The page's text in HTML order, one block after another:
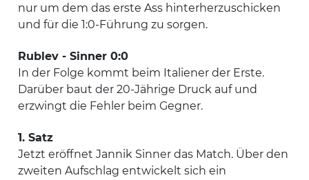
nur um dem das erste Ass hinterherzuschicken
und für die 1:0-Führung zu sorgen.
Rublev - Sinner 0:0
In der Folge kommt beim Italiener der Erste.
Darüber baut der 20-Jährige Druck auf und
erzwingt die Fehler beim Gegner.
1. Satz
Jetzt eröffnet Jannik Sinner das Match. Über den
zweiten Aufschlag entwickelt sich ein